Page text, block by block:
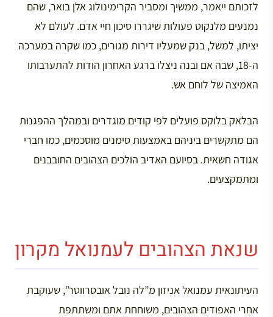
לזכותם ייאמר, ממשיך ומסביר הקרימינולוג אלן בואר, שהם
נמנעים מלנקוט פעולות שיגררו סיכון חיי אדם. לעולם לא
יציתו, למשל, בנק שמעליו דירות מגורים, כמו שקרה במערכה
ה-18, שבה אם ובנה ניצלו ברגע האחרון הודות להתערבותו
האמיצה של לוחם אש.
הבלאק בלוקס פועלים לפי קודים מוגדרים ובמהלך ההפגנות
הם מתקשרים ביניהם באמצעות סימנים מוסכמים, כמו חברי
אגודה חשאית. בסיועם האדיב הולכים הצהובים החובבנים
ומתמקצעים.
שנאת הצהובים לעמנואל מקרון
העיתונאית עמנואל אניזון מ”לה נובל אובסרווטר”, שעוקבת
אחרי האפודים הצהובים, משוחחת אתם ומשתתפת